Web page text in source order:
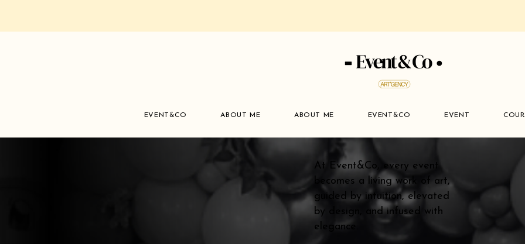
EVENT&CO ABOUT ME ABOUT ME EVENT&CO EVENT
At Event&Co, every event
becomes a living work of art,
guided by intuition, elevated
by design, and infused with
elegance.